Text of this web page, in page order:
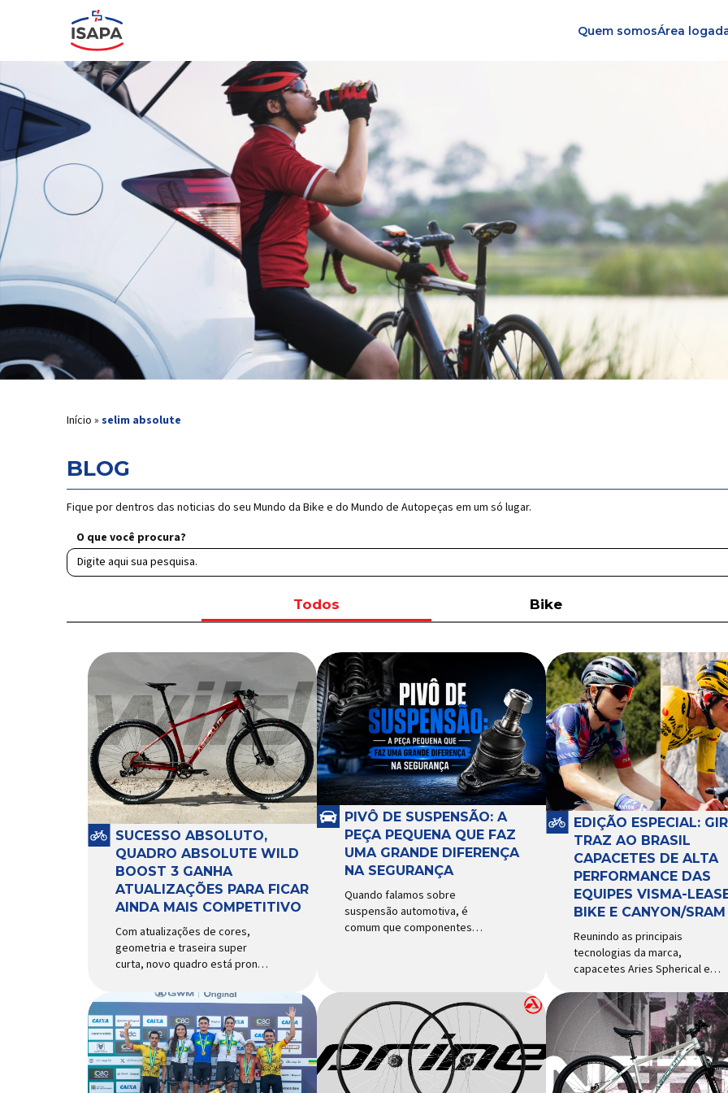
Quem somosÁrea
Início » selim absolute
BLOG
Fique por dentros das noticias do seu Mundo da Bike e do Mundo de Autopeças em um só lugar.
O que você procura?
Todos Bike
SUCESSO ABSOLUTO,
QUADRO ABSOLUTE WILD
BOOST 3 GANHA
ATUALIZAÇÕES PARA FICAR
AINDA MAIS COMPETITIVO
Com atualizações de cores,
geometria e traseira super
curta, novo quadro está pronto
modelos muito mais caros e
avançados Apresentado há
alguns anos, o quadro Wild
Boost se transformou em um
dos modelos aro 29” de maior
sucesso da Absolute. Indicado
PIVÔ DE SUSPENSÃO: A
PEÇA PEQUENA QUE FAZ
UMA GRANDE DIFERENÇA
NA SEGURANÇA
Quando falamos sobre
suspensão automotiva, é
comum que componentes
pequena que desempenha um
papel fundamental na
segurança e no
comportamento do veículo: o
pivô de suspensão.
Responsável por conectar
EDIÇÃO ESPECIAL:
TRAZ AO BRASIL
CAPACETES DE ALTA
PERFORMANCE DAS
EQUIPES VISMA-
BIKE E CANYON/SRAM
Reunindo as principais
tecnologias da marca,
capacetes Aries Spherical e
ao país com a pintura oficial
utilizada por equipes do World
Tour Patrocinadora de algumas
das principais equipes de
ciclismo do mundo, a Giro é
uma das marcas de capacetes